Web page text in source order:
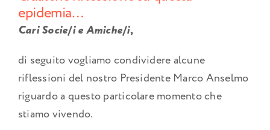
epidemia…
Cari Socie/i e Amiche/i,
di seguito vogliamo condividere alcune
riflessioni del nostro Presidente Marco Anselmo
riguardo a questo particolare momento che
stiamo vivendo.